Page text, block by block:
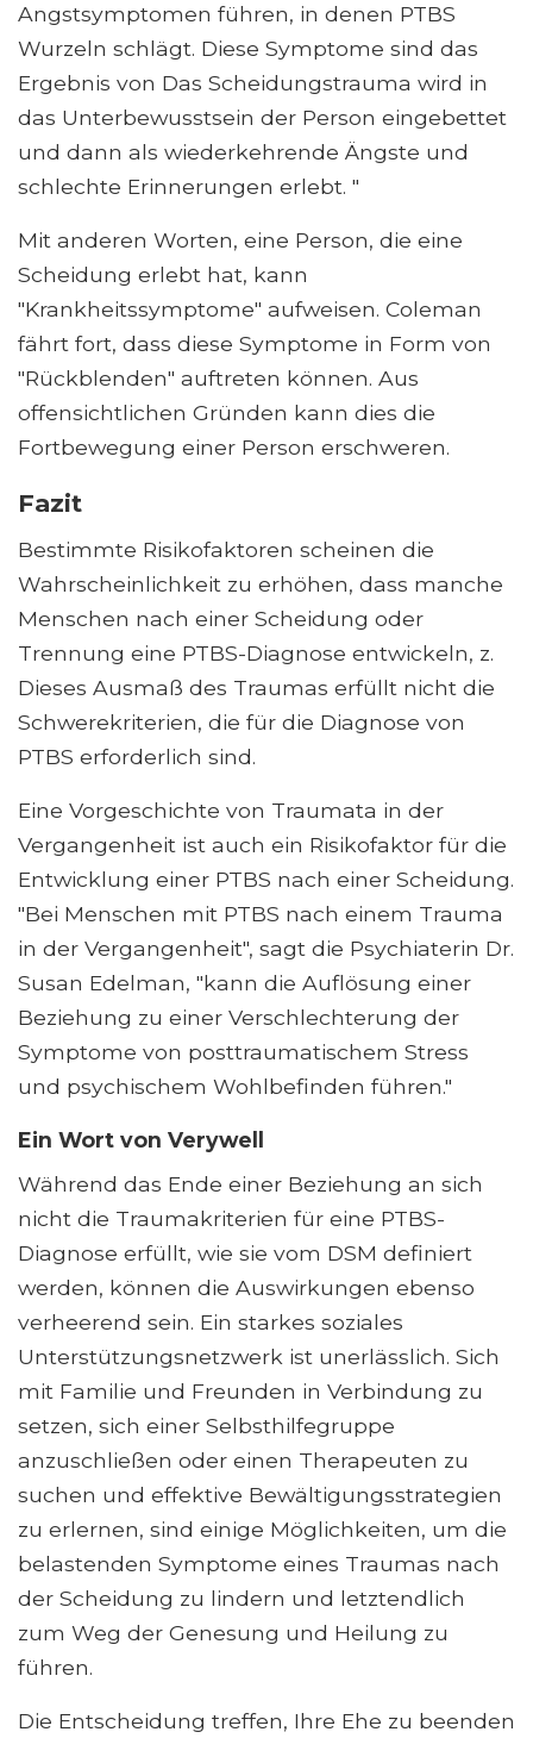
Angstsymptomen führen, in denen PTBS
Wurzeln schlägt. Diese Symptome sind das
Ergebnis von Das Scheidungstrauma wird in
das Unterbewusstsein der Person eingebettet
und dann als wiederkehrende Ängste und
schlechte Erinnerungen erlebt. "
Mit anderen Worten, eine Person, die eine
Scheidung erlebt hat, kann
"Krankheitssymptome" aufweisen. Coleman
fährt fort, dass diese Symptome in Form von
"Rückblenden" auftreten können. Aus
offensichtlichen Gründen kann dies die
Fortbewegung einer Person erschweren.
Fazit
Bestimmte Risikofaktoren scheinen die
Wahrscheinlichkeit zu erhöhen, dass manche
Menschen nach einer Scheidung oder
Trennung eine PTBS-Diagnose entwickeln, z.
Dieses Ausmaß des Traumas erfüllt nicht die
Schwerekriterien, die für die Diagnose von
PTBS erforderlich sind.
Eine Vorgeschichte von Traumata in der
Vergangenheit ist auch ein Risikofaktor für die
Entwicklung einer PTBS nach einer Scheidung.
"Bei Menschen mit PTBS nach einem Trauma
in der Vergangenheit", sagt die Psychiaterin Dr.
Susan Edelman, "kann die Auflösung einer
Beziehung zu einer Verschlechterung der
Symptome von posttraumatischem Stress
und psychischem Wohlbefinden führen."
Ein Wort von Verywell
Während das Ende einer Beziehung an sich
nicht die Traumakriterien für eine PTBS-
Diagnose erfüllt, wie sie vom DSM definiert
werden, können die Auswirkungen ebenso
verheerend sein. Ein starkes soziales
Unterstützungsnetzwerk ist unerlässlich. Sich
mit Familie und Freunden in Verbindung zu
setzen, sich einer Selbsthilfegruppe
anzuschließen oder einen Therapeuten zu
suchen und effektive Bewältigungsstrategien
zu erlernen, sind einige Möglichkeiten, um die
belastenden Symptome eines Traumas nach
der Scheidung zu lindern und letztendlich
zum Weg der Genesung und Heilung zu
führen.
Die Entscheidung treffen, Ihre Ehe zu beenden